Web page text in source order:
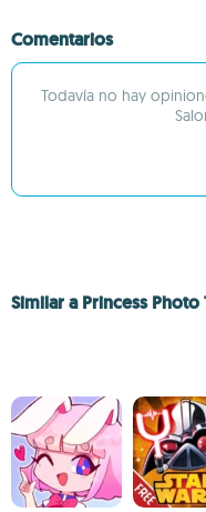
Comentarios
Todavía no hay
Similar a Princess